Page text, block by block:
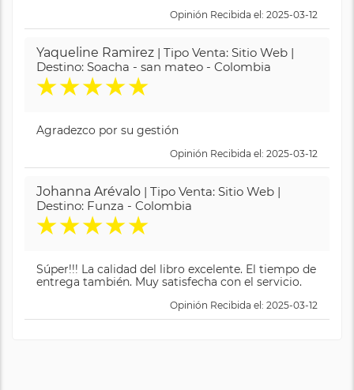
Opinión Recibida el: 2025-03-12
Yaqueline Ramirez | Tipo Venta: Sitio Web |
Destino: Soacha - san mateo - Colombia
★★★★★
Agradezco por su gestión
Opinión Recibida el: 2025-03-12
Johanna Arévalo | Tipo Venta: Sitio Web |
Destino: Funza - Colombia
★★★★★
Súper!!! La calidad del libro excelente. El tiempo de
entrega también. Muy satisfecha con el servicio.
Opinión Recibida el: 2025-03-12